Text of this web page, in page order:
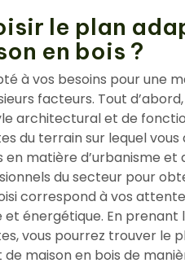
le plan
en bois ?
à vos besoins pour une
facteurs. Tout
architectural et de
du terrain sur lequel vous
matière d’urbanisme
du secteur pour
correspond à vos
énergétique. En prenant
vous pourrez trouver le
maison en bois de